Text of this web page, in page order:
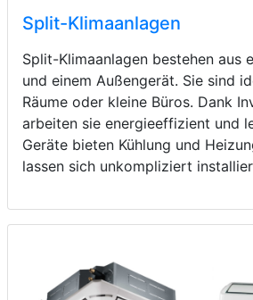
Split-Klimaanlagen
Split-Klimaanlagen bestehen aus
und einem Außengerät. Sie sind
Räume oder kleine Büros. Dank
arbeiten sie energieeffizient und
Geräte bieten Kühlung und
lassen sich unkompliziert